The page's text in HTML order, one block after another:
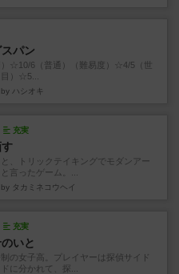
パン
）☆10/6（普通）（難易度）☆4/5（世
）☆5...
by ハシオキ
充実
と、トリックテイキングでモダンアー
言ったゲーム。...
by タカミネコウヘイ
充実
いと
の女子高。プレイヤーは探偵サイド
に分かれて、探...